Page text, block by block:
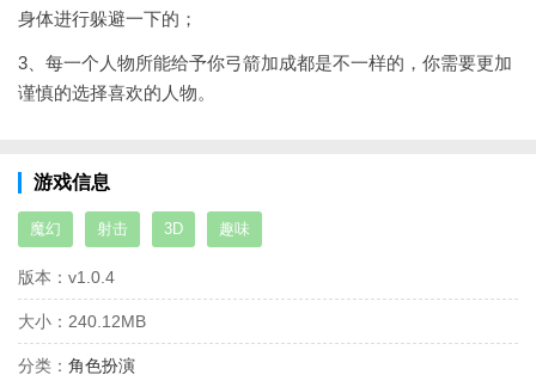
身体进行躲避一下的；
3、每一个人物所能给予你弓箭加成都是不一样的，你需要更加
谨慎的选择喜欢的人物。
游戏信息
魔幻 射击 3D 趣味
版本： v1.0.4
大小： 240.12MB
分类： 角色扮演